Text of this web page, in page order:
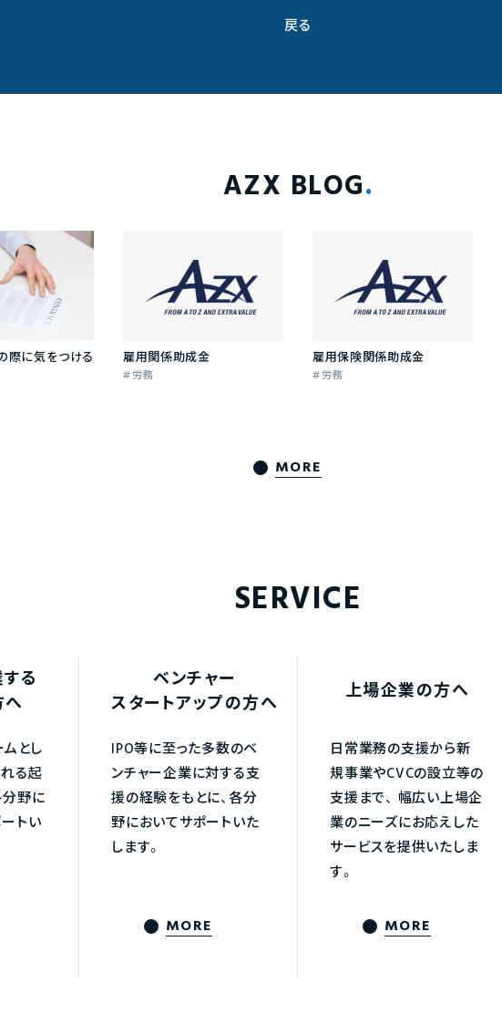
戻る
AZX BLOG
際に気をつける
雇用関係助成金
労務
雇用保険関係助成金
労務
MORE
SERVICE
る
ムとし
る起
野に
トい
ベンチャー
スタートアップの方へ
IPO等に至った多数のベ
ンチャー企業に対する支
援の経験をもとに、各分
野においてサポートいた
します。
MORE
上場企業の方へ
日常業務の支援から新
規事業やCVCの設立等の
支援まで、 幅広い上場企
業のニーズにお応えした
サービスを提供いたしま
す。
MORE